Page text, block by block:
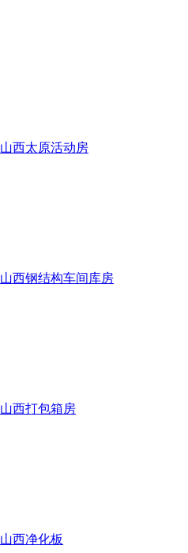
山西太原活动房
山西钢结构车间库房
山西打包箱房
山西净化板